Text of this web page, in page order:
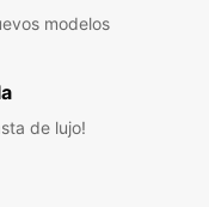
modelos
de lujo!